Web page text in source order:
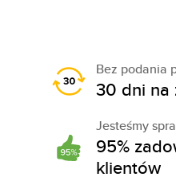
Bez podania
30 dni na
Jesteśmy
95%
klientów